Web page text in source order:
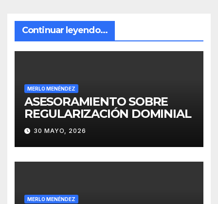
Continuar leyendo...
MERLO MENÉNDEZ
ASESORAMIENTO SOBRE
REGULARIZACIÓN DOMINIAL
30 MAYO, 2026
MERLO MENÉNDEZ